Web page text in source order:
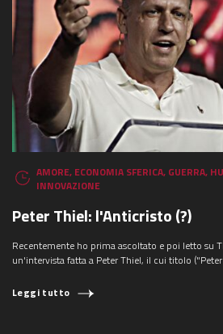
AMORE, ECONOMIA SFERICA, GUERRA,
INNOVAZIONE
Peter Thiel: l'Anticristo (?)
Recentemente ho prima ascoltato e poi letto su
un'intervista fatta a Peter Thiel, il cui titolo
Leggi tutto